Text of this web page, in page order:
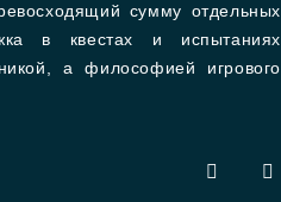
сумму отдельных
в квестах и испытаниях
а философией игрового